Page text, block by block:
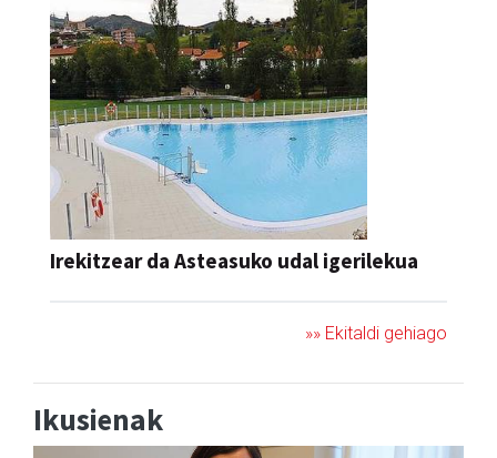
Irekitzear da Asteasuko udal igerilekua
»» Ekitaldi gehiago
Ikusienak